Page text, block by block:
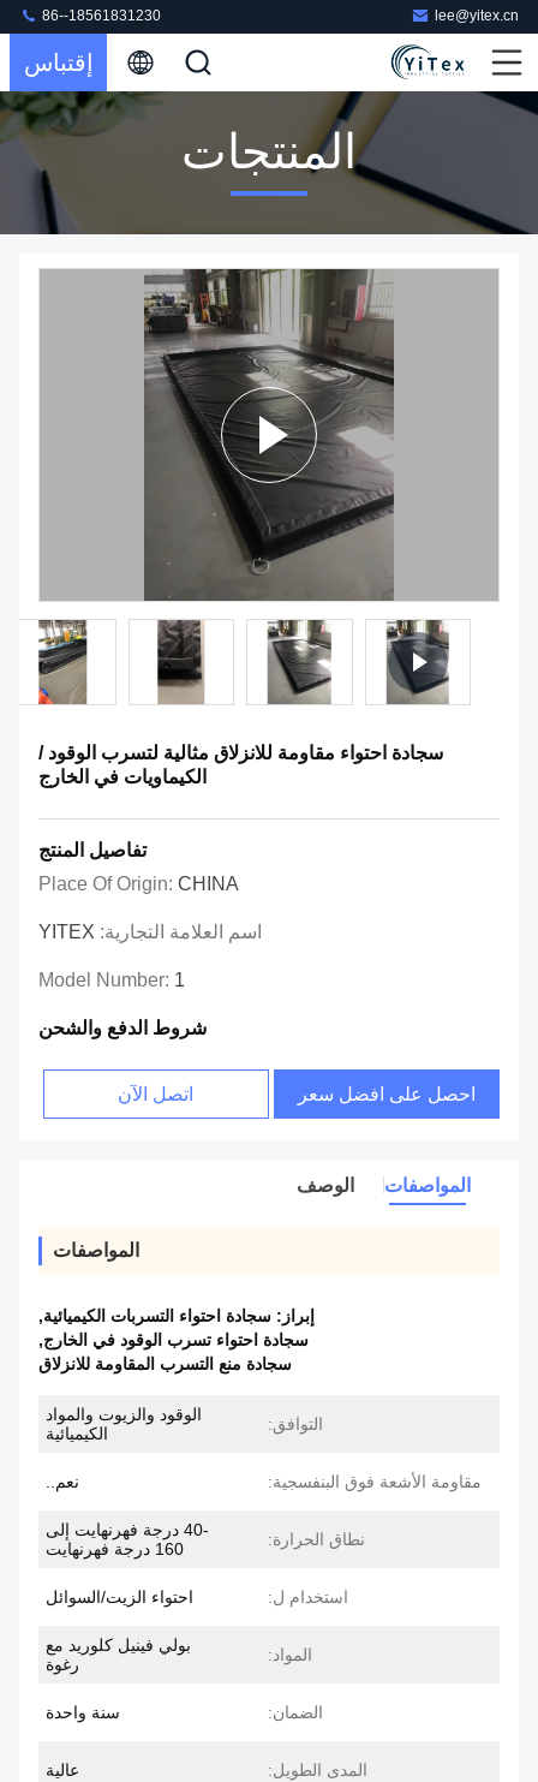
lee@yitex.cn
86--18561831230
إقتباس
المنتجات
سجادة احتواء مقاومة للانزلاق مثالية لتسرب الوقود /
الكيماويات في الخارج
تفاصيل المنتج
Place Of Origin: CHINA
اسم العلامة التجارية: YITEX
Model Number: 1
شروط الدفع والشحن
احصل على افضل سعر اتصل الآن
المواصفات الوصف
المواصفات
إبراز: سجادة احتواء التسربات الكيميائية,
سجادة احتواء تسرب الوقود في الخارج,
سجادة منع التسرب المقاومة للانزلاق
التوافق:
الوقود والزيوت والمواد
الكيميائية
مقاومة الأشعة فوق البنفسجية: نعم..
نطاق الحرارة:
-40 درجة فهرنهايت إلى
160 درجة فهرنهايت
استخدام ل: احتواء الزيت/السوائل
المواد:
بولي فينيل كلوريد مع
رغوة
الضمان: سنة واحدة
المدى الطويل: عالية